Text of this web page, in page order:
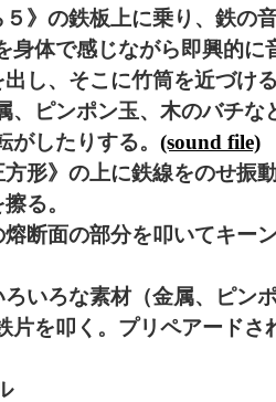
》の鉄板上に乗り、鉄の
身体で感じながら即興的に
し、そこに竹筒を近づけ
、ピンポン玉、木のバチな
したりする。 (sound file)
形》の上に鉄線をのせ振
る。
断面の部分を叩いてキー
いろな素材（金属、ピン
片を叩く。プリペアードさ